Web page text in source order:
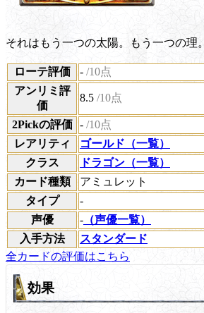
それはもう一つの太陽。もう一つの理。
ローテ評価 - /10点
アンリミ評
価
8.5 /10点
2Pickの評価 - /10点
レアリティ
ゴールド（一覧）
クラス
ドラゴン（一覧）
カード種類
アミュレット
タイプ
-
声優
- （声優一覧）
入手方法
スタンダード
全カードの評価はこちら
効果